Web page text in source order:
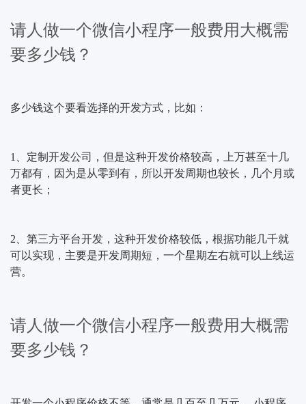
请人做一个微信小程序一般费用大概需
要多少钱？
多少钱这个要看选择的开发方式，比如：
1、定制开发公司，但是这种开发价格较高，上万甚至十几
万都有，因为是从零到有，所以开发周期也较长，几个月或
者更长；
2、第三方平台开发，这种开发价格较低，根据功能几千就
可以实现，主要是开发周期短，一个星期左右就可以上线运
营。
请人做一个微信小程序一般费用大概需
要多少钱？